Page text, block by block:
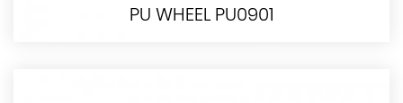
PU WHEEL PU0901